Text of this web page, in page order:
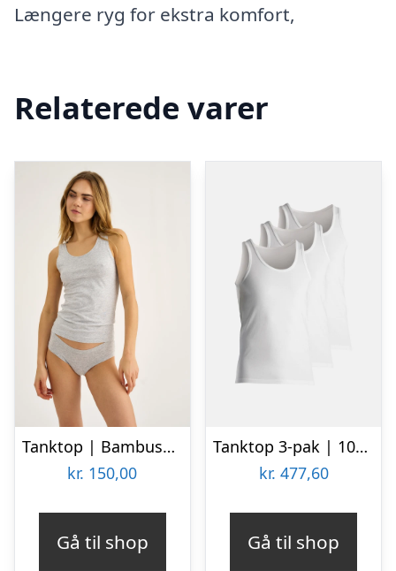
Længere ryg for ekstra komfort,
Relaterede varer
Tanktop | Bambusviskose | Grå melange
kr. 150,00
Gå til shop
Tanktop 3-pak | 100% økologisk bomuld | Hvid
kr. 477,60
Gå til shop